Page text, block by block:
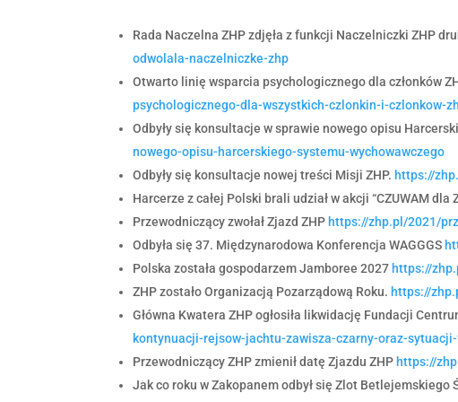
Rada Naczelna ZHP zdjęła z funkcji Naczelniczki ZHP
odwolala-naczelniczke-zhp
Otwarto linię wsparcia psychologicznego dla członków
psychologicznego-dla-wszystkich-czlonkin-i-czlonkow-
Odbyły się konsultacje w sprawie nowego opisu
nowego-opisu-harcerskiego-systemu-wychowawczego
Odbyły się konsultacje nowej treści Misji ZHP. https://
Harcerze z całej Polski brali udział w akcji “CZUWAM dla
Przewodniczący zwołał Zjazd ZHP https://zhp.pl/2021/
Odbyła się 37. Międzynarodowa Konferencja WAGGGS
Polska została gospodarzem Jamboree 2027 https://
ZHP zostało Organizacją Pozarządową Roku. https://
Główna Kwatera ZHP ogłosiła likwidację Fundacji
kontynuacji-rejsow-jachtu-zawisza-czarny-oraz-
Przewodniczący ZHP zmienił datę Zjazdu ZHP https://
Jak co roku w Zakopanem odbył się Zlot Betlejemskiego